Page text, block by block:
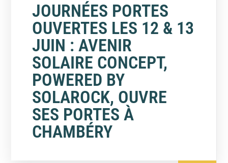
JOURNÉES PORTES
OUVERTES LES 12 & 13
JUIN : AVENIR
SOLAIRE CONCEPT,
POWERED BY
SOLAROCK, OUVRE
SES PORTES À
CHAMBÉRY